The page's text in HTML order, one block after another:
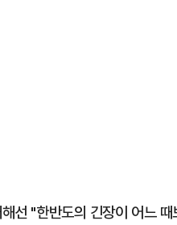
선 "한반도의 긴장이 어느